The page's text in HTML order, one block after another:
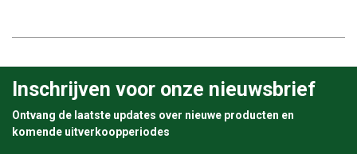
Inschrijven voor onze nieuwsbrief
Ontvang de laatste updates over nieuwe producten en
komende uitverkoopperiodes